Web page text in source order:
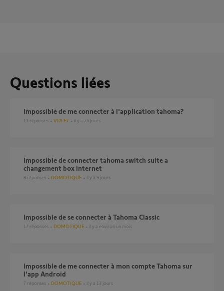
Questions liées
Impossible de me connecter à l'application tahoma?
11 réponses VOLET il y a 26 jours
Impossible de connecter tahoma switch suite a
changement box internet
8 réponses DOMOTIQUE il y a 9 jours
Impossible de se connecter à Tahoma Classic
17 réponses DOMOTIQUE il y a environ un mois
Impossible de me connecter à mon compte Tahoma sur
l'app Android
7 réponses DOMOTIQUE il y a 13 jours